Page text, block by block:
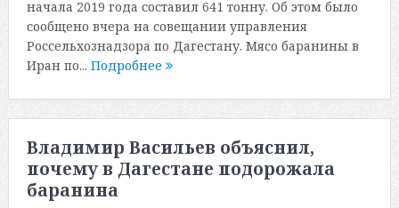
начала 2019 года составил 641 тонну. Об этом было
сообщено вчера на совещании управления
Россельхознадзора по Дагестану. Мясо баранины в
Иран по... Подробнее
Владимир Васильев объяснил,
почему в Дагестане подорожала
баранина